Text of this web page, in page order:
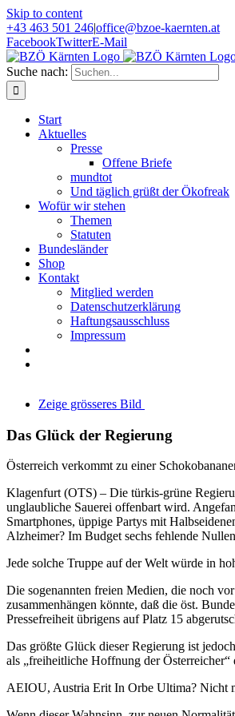
Skip to content
+43 463 501 246|office@bzoe-kaernten.at
FacebookTwitterE-Mail
Suche nach:
Start
Aktuelles
Presse
Offene Briefe
mundtot
Und täglich grüßt der Ökofreak
Wofür wir stehen
Themen
Statuten
Bundesländer
Shop
Kontakt
Mitglied werden
Datenschutzerklärung
Haftungsausschluss
Impressum
Zeige grösseres Bild
Das Glück der Regierung
Österreich verkommt zu einer
Klagenfurt (OTS) – Die türkis-grüne
unglaubliche Sauerei offenbart wird.
Smartphones, üppige Partys mit
Alzheimer? Im Budget sechs fehlende
Jede solche Truppe auf der Welt würde in
Die sogenannten freien Medien, die noch
zusammenhängen könnte, daß die öst.
Pressefreiheit übrigens auf Platz 15
Das größte Glück dieser Regierung ist
als „freiheitliche Hoffnung der
AEIOU, Austria Erit In Orbe Ultima? Nicht